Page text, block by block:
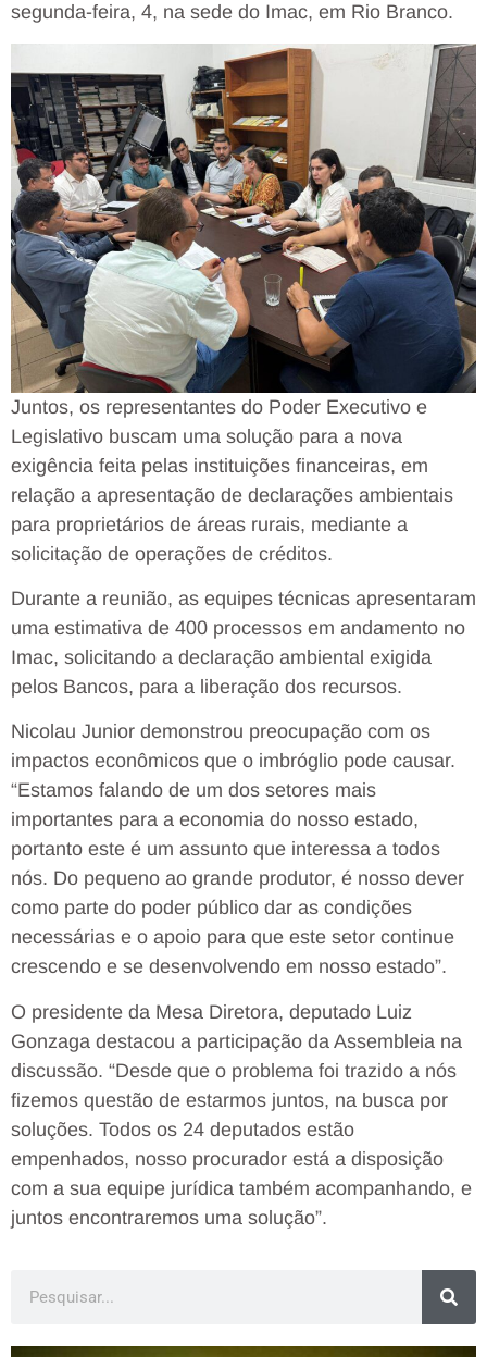
segunda-feira, 4, na sede do Imac, em Rio Branco.
Juntos, os representantes do Poder Executivo e
Legislativo buscam uma solução para a nova
exigência feita pelas instituições financeiras, em
relação a apresentação de declarações ambientais
para proprietários de áreas rurais, mediante a
solicitação de operações de créditos.
Durante a reunião, as equipes técnicas apresentaram
uma estimativa de 400 processos em andamento no
Imac, solicitando a declaração ambiental exigida
pelos Bancos, para a liberação dos recursos.
Nicolau Junior demonstrou preocupação com os
impactos econômicos que o imbróglio pode causar.
“Estamos falando de um dos setores mais
importantes para a economia do nosso estado,
portanto este é um assunto que interessa a todos
nós. Do pequeno ao grande produtor, é nosso dever
como parte do poder público dar as condições
necessárias e o apoio para que este setor continue
crescendo e se desenvolvendo em nosso estado”.
O presidente da Mesa Diretora, deputado Luiz
Gonzaga destacou a participação da Assembleia na
discussão. “Desde que o problema foi trazido a nós
fizemos questão de estarmos juntos, na busca por
soluções. Todos os 24 deputados estão
empenhados, nosso procurador está a disposição
com a sua equipe jurídica também acompanhando, e
juntos encontraremos uma solução”.